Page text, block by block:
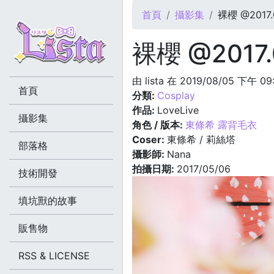
您在這裡
首頁 攝影集 裸櫻
裸櫻
由 lista 在 2019/08/05 下午
分類: Cosplay
作品: LoveLive
角色 / 版本: 東條希 露背毛衣
Coser: 東條希 / 莉絲塔
攝影師: Nana
拍攝日期: 2017/05/06
首頁
攝影集
部落格
技術開發
填坑獸的故事
販售物
RSS & LICENSE